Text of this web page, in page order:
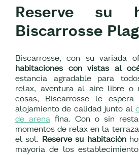
Reserve su
Biscarrosse
Biscarrosse, con su variada
habitaciones con vistas al
estancia agradable para
relax, aventura al aire libre o
cosas, Biscarrosse le
alojamiento de calidad junto al
de arena fina. Con o sin
momentos de relax en la
el sol. Reserve su habitación
mayoría de los